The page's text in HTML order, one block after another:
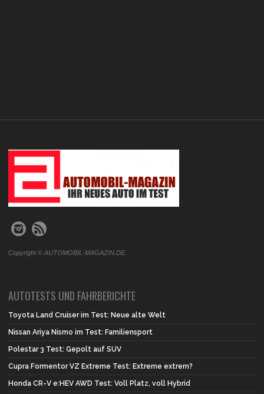
.
Copyright © AUTOMOBIL-MAGAZIN.DE.
AUTOTESTS UND FAHRBERICHTE
Toyota Land Cruiser im Test: Neue alte Welt
Nissan Ariya Nismo im Test: Familiensport
Polestar 3 Test: Gepolt auf SUV
Cupra Formentor VZ Extreme Test: Extreme extrem?
Honda CR-V e:HEV AWD Test: Voll Platz, voll Hybrid